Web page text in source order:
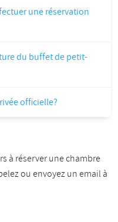
une réservation
du buffet de petit-
officielle?
à réserver une chambre
ou envoyez un email à